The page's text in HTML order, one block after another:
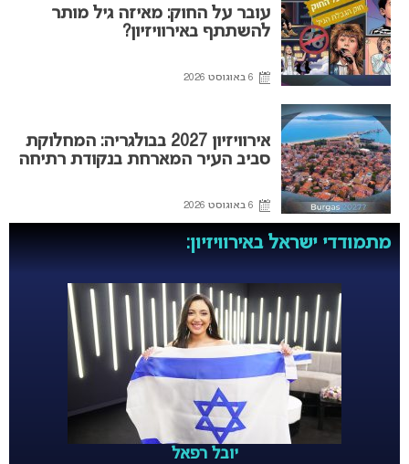
עובר על החוק: מאיזה גיל מותר
להשתתף באירוויזיון?
6 באוגוסט 2026
אירוויזיון 2027 בבולגריה: המחלוקת
סביב העיר המארחת בנקודת רתיחה
6 באוגוסט 2026
מתמודדי ישראל באירוויזיון:
יובל רפאל